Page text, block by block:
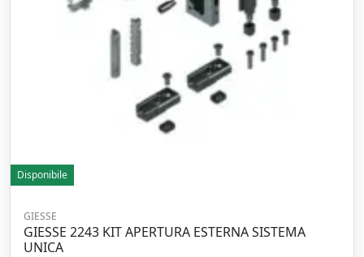
Disponibile
GIESSE
GIESSE 2243 KIT APERTURA ESTERNA SISTEMA
UNICA